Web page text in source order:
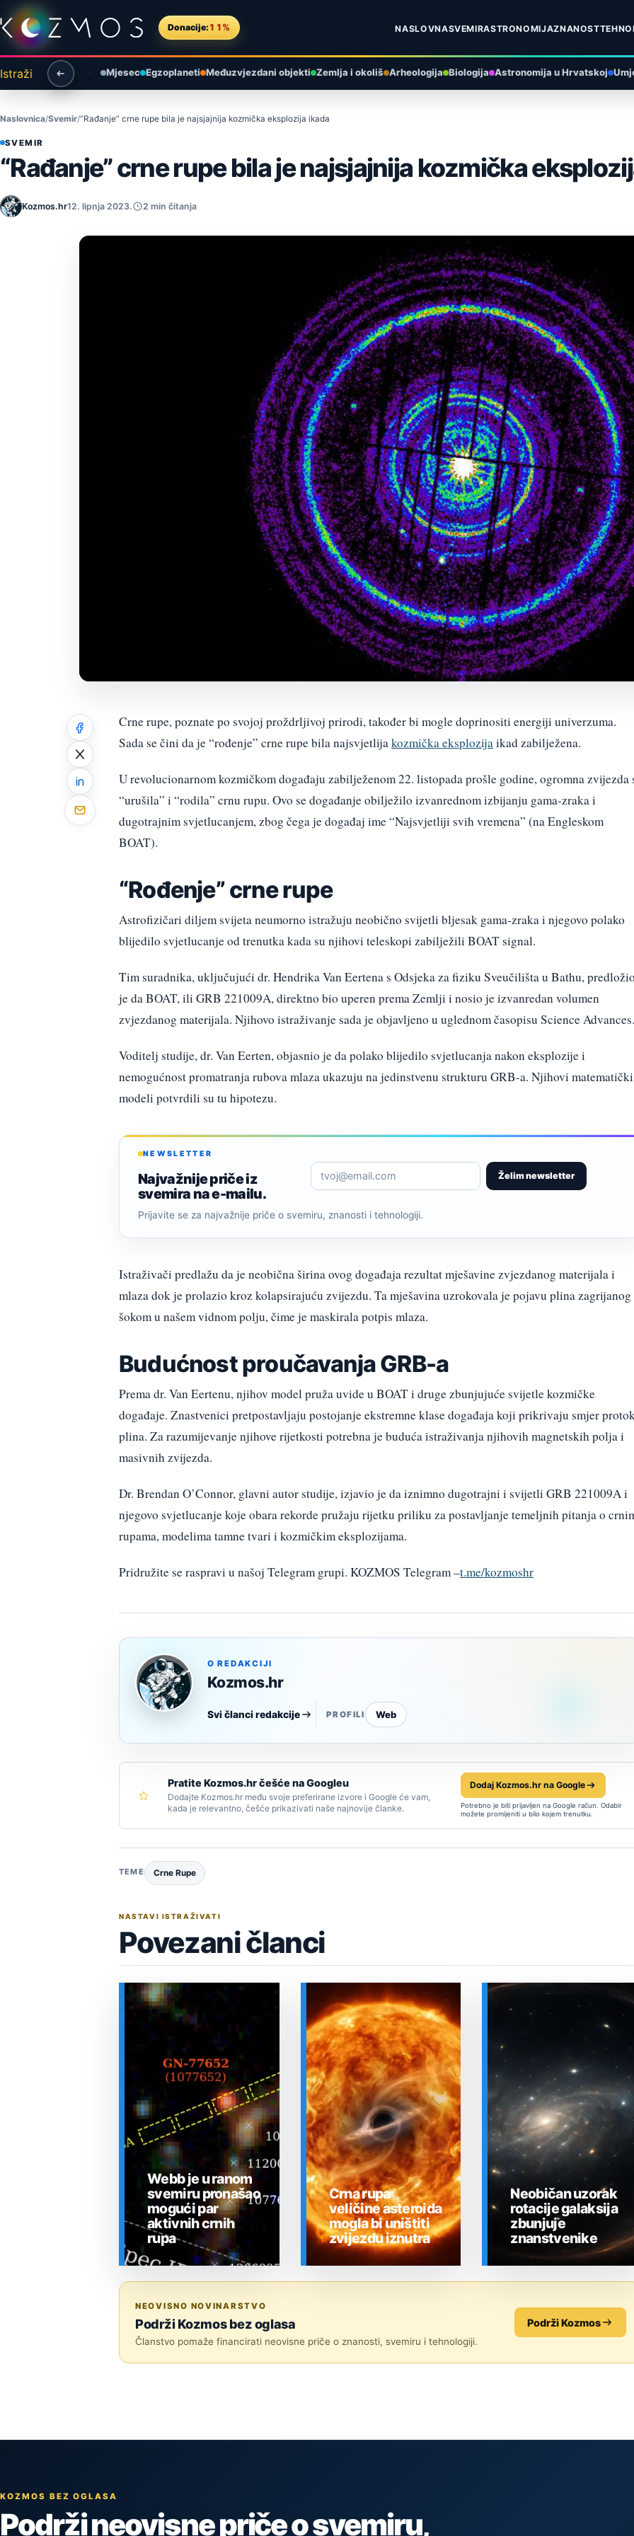
Preskoči na sadržaj
Donacije: 11% NASLOVNASVEMIRASTRONOMIJAZNANOST
Istraži Mjesec Egzoplaneti Međuzvjezdani objekti Zemlja i okoliš Arheologija Biologija Astronomija u Hrvatskoj
Naslovnica Svemir “Rađanje” crne rupe bila je najsjajnija kozmička eksplozija ikada
SVEMIR
“Rađanje” crne rupe bila je najsjajnija kozmička
Kozmos.hr12. lipnja 2023. 2 min čitanja
Crne rupe, poznate po svojoj proždrljivoj prirodi, također bi mogle doprinositi energiji univerzuma.
Sada se čini da je “rođenje” crne rupe bila najsvjetlija kozmička eksplozijaikad zabilježena.
U revolucionarnom kozmičkom događaju zabilježenom 22. listopada prošle godine, ogromna zvijezda
“urušila” i “rodila” crnu rupu. Ovo se događanje obilježilo izvanrednom izbijanju gama-zraka i
dugotrajnim svjetlucanjem, zbog čega je događaj ime “Najsvjetliji svih vremena” (na Engleskom
BOAT).
“Rođenje” crne rupe
Astrofizičari diljem svijeta neumorno istražuju neobično svijetli bljesak gama-zraka i njegovo polako
blijedilo svjetlucanje od trenutka kada su njihovi teleskopi zabilježili BOAT signal.
Tim suradnika, uključujući dr. Hendrika Van Eertena s Odsjeka za fiziku Sveučilišta u Bathu,
je da BOAT, ili GRB 221009A, direktno bio uperen prema Zemlji i nosio je izvanredan volumen
zvjezdanog materijala. Njihovo istraživanje sada je objavljeno u uglednom časopisu Science Advances.
Voditelj studije, dr. Van Eerten, objasnio je da polako blijedilo svjetlucanja nakon eksplozije i
nemogućnost promatranja rubova mlaza ukazuju na jedinstvenu strukturu GRB-a. Njihovi matematički
modeli potvrdili su tu hipotezu.
NEWSLETTER
Najvažnije priče iz
svemira na e-mailu.
Želim newsletter
Prijavite se za najvažnije priče o svemiru, znanosti i tehnologiji.
Istraživači predlažu da je neobična širina ovog događaja rezultat mješavine zvjezdanog materijala i
mlaza dok je prolazio kroz kolapsirajuću zvijezdu. Ta mješavina uzrokovala je pojavu plina zagrijanog
šokom u našem vidnom polju, čime je maskirala potpis mlaza.
Budućnost proučavanja GRB-a
Prema dr. Van Eertenu, njihov model pruža uvide u BOAT i druge zbunjujuće svijetle kozmičke
događaje. Znastvenici pretpostavljaju postojanje ekstremne klase događaja koji prikrivaju smjer
plina. Za razumijevanje njihove rijetkosti potrebna je buduća istraživanja njihovih magnetskih polja i
masivnih zvijezda.
Dr. Brendan O’Connor, glavni autor studije, izjavio je da iznimno dugotrajni i svijetli GRB 221009A i
njegovo svjetlucanje koje obara rekorde pružaju rijetku priliku za postavljanje temeljnih pitanja o
rupama, modelima tamne tvari i kozmičkim eksplozijama.
Pridružite se raspravi u našoj Telegram grupi. KOZMOS Telegram –t.me/kozmoshr
O REDAKCIJI
Kozmos.hr
Svi članci redakcije PROFILI Web
Pratite Kozmos.hr češće na Googleu
Dodajte Kozmos.hr među svoje preferirane izvore i Google će vam,
kada je relevantno, češće prikazivati naše najnovije članke.
Dodaj Kozmos.hr na Google
Potrebno je biti prijavljen na Google račun. Odabir
možete promijeniti u bilo kojem trenutku.
TEME Crne Rupe
NASTAVI ISTRAŽIVATI
Povezani članci
Webb je u ranom
svemiru pronašao
mogući par
aktivnih crnih
rupa
Crna rupa
veličine asteroida
mogla bi uništiti
zvijezdu iznutra
Neobičan uzorak
rotacije galaksija
zbunjuje
znanstvenike
NEOVISNO NOVINARSTVO
Podrži Kozmos bez oglasa
Članstvo pomaže financirati neovisne priče o znanosti, svemiru i tehnologiji.
Podrži Kozmos
KOZMOS BEZ OGLASA
Podrži neovisne priče o svemiru,